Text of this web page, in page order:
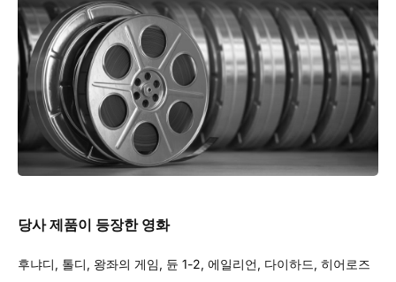
당사 제품이 등장한 영화
후냐디, 톨디, 왕좌의 게임, 듄 1-2, 에일리언, 다이하드, 히어로즈